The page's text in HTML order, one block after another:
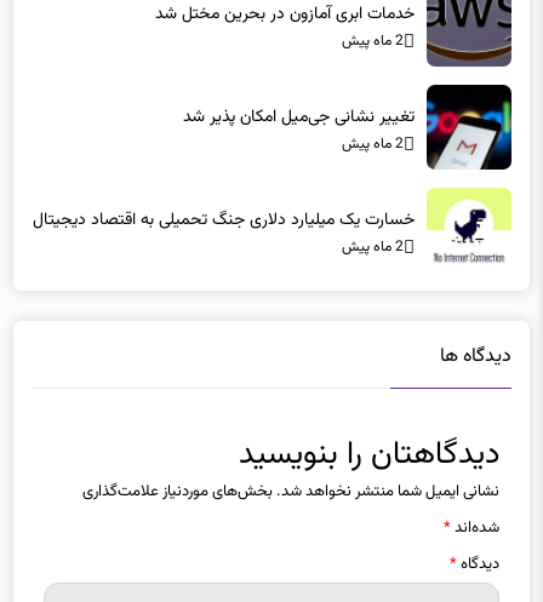
خدمات ابری آمازون در بحرین مختل شد
2 ماه پیش
تغییر نشانی جی‌میل امکان پذیر شد
2 ماه پیش
خسارت یک میلیارد دلاری جنگ تحمیلی به اقتصاد دیجیتال
2 ماه پیش
دیدگاه ها
دیدگاهتان را بنویسید
نشانی ایمیل شما منتشر نخواهد شد. بخش‌های موردنیاز علامت‌گذاری
شده‌اند*
دیدگاه*